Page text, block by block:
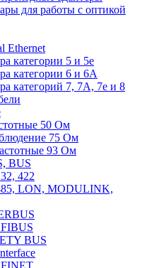
для работы с оптикой
Ethernet
категории 5 и 5е
категории 6 и 6A
категорий 7, 7А, 7е и 8
50 Ом
75 Ом
93 Ом
BUS
422
LON, MODULINK,
BUS